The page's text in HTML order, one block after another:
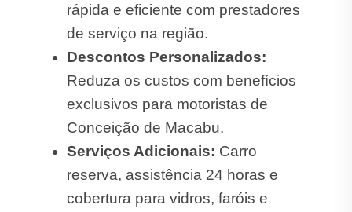
rápida e eficiente com prestadores
de serviço na região.
Descontos Personalizados:
Reduza os custos com benefícios
exclusivos para motoristas de
Conceição de Macabu.
Serviços Adicionais: Carro
reserva, assistência 24 horas e
cobertura para vidros, faróis e